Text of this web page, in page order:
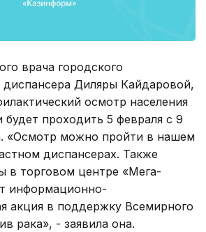
врача городского
диспансера Диляры Кайдаровой,
осмотр населения
будет проходить 5 февраля с 9
«Осмотр можно пройти в нашем
диспансерах. Также
в торговом центре «Мега-
информационно-
акция в поддержку Всемирного
рака», - заявила она.